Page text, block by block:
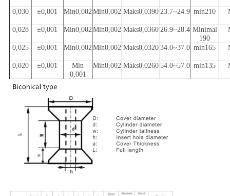
0,030 ±0,001 Min0,002Min0,002 Maks0,0390 23.7~24.9 min210
0,028 ±0,001 Min0,002Min0,002 Maks0,0360 26.9~28.4 Minimal
190
0,025 ±0,001 Min0,002Min0,002 Maks0,0320 34.0~37.0 min165
0,020 ±0,001
Min
0,001
Min0,002 Maks0.0260 54.0~57.0 min135